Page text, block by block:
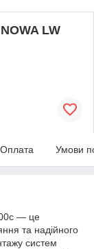
LW
Оплата Умови
— це
та надійного
систем